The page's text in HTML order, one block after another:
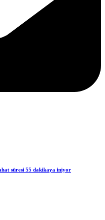
süresi 55 dakikaya iniyor